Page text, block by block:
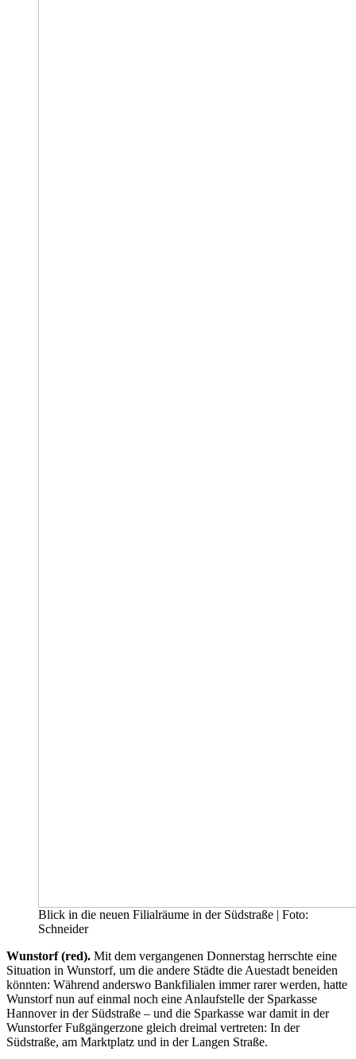
Blick in die neuen Filialräume in der Südstraße | Foto:
Schneider
Wunstorf (red). Mit dem vergangenen Donnerstag herrschte eine
Situation in Wunstorf, um die andere Städte die Auestadt beneiden
könnten: Während anderswo Bankfilialen immer rarer werden, hatte
Wunstorf nun auf einmal noch eine Anlaufstelle der Sparkasse
Hannover in der Südstraße – und die Sparkasse war damit in der
Wunstorfer Fußgängerzone gleich dreimal vertreten: In der
Südstraße, am Marktplatz und in der Langen Straße.